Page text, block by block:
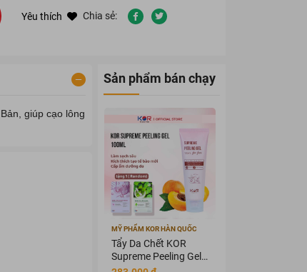
Yêu thích Chia sẻ:
giúp cạo lông
Sản phẩm bán chạy
MỸ PHẨM KOR HÀN QUỐC
Tẩy Da Chết KOR
Supreme Peeling Gel
100ml